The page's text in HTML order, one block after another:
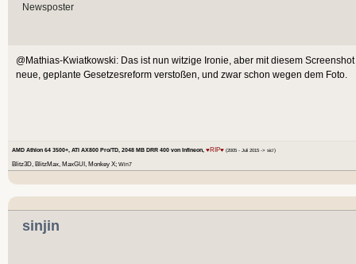
Newsposter
@Mathias-Kwiatkowski: Das ist nun witzige Ironie, aber mit diesem
neue, geplante Gesetzesreform verstoßen, und zwar schon wegen dem Foto.
AMD Athlon 64 3500+, ATI AX800 Pro/TD, 2048 MB DRR 400 von Infineon, ♥RIP♥ (2005 - Juli 2015 -> sic!)
Blitz3D, BlitzMax, MaxGUI, Monkey X; Win7
sinjin